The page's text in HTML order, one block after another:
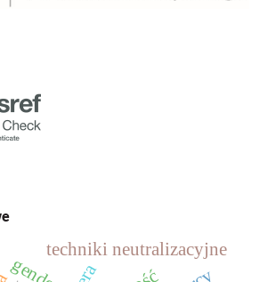
techniki neutralizacyjne